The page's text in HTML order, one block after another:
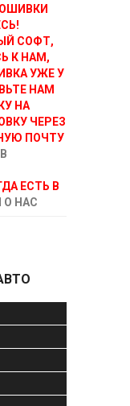
СОФТ,
К НАМ,
УЖЕ У
НАМ
НА
ЧЕРЕЗ
ПОЧТУ
ЕСТЬ В
НАС